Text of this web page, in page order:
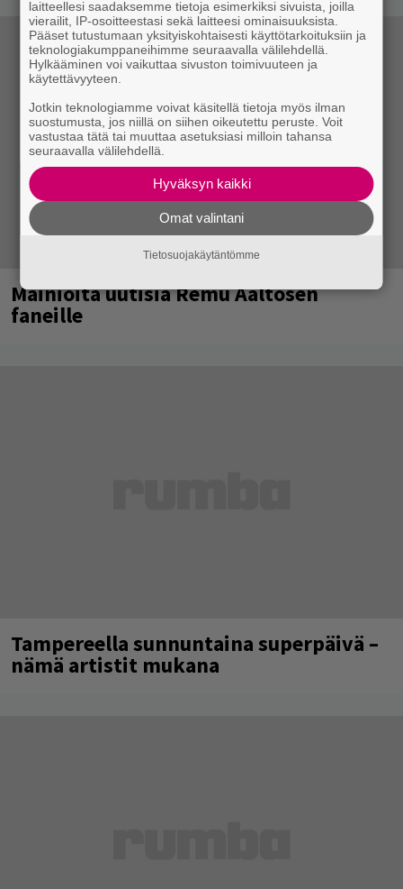
Mainioita uutisia Remu Aaltosen
faneille
Tampereella sunnuntaina superpäivä –
nämä artistit mukana
laitteellesi saadaksemme tietoja esimerkiksi sivuista, joilla
vierailit, IP-osoitteestasi sekä laitteesi ominaisuuksista.
Pääset tutustumaan yksityiskohtaisesti käyttötarkoituksiin ja
teknologiakumppaneihimme seuraavalla välilehdellä.
Hylkääminen voi vaikuttaa sivuston toimivuuteen ja
käytettävyyteen.
Jotkin teknologiamme voivat käsitellä tietoja myös ilman
suostumusta, jos niillä on siihen oikeutettu peruste. Voit
vastustaa tätä tai muuttaa asetuksiasi milloin tahansa
seuraavalla välilehdellä.
Hyväksyn kaikki
Omat valintani
Tietosuojakäytäntömme